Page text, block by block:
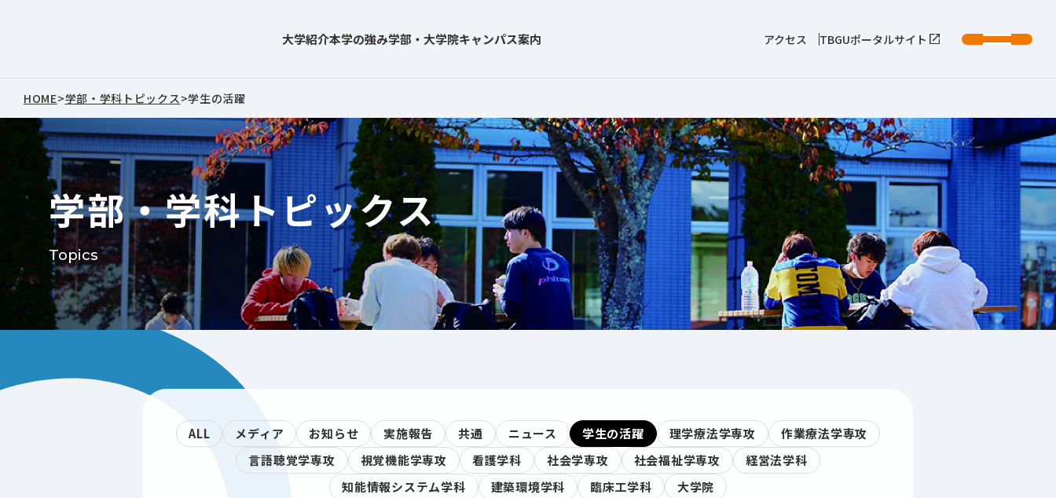
大学紹介本学の強み学部・大学院キャンパス案内 アクセス TBGUポータルサイト
HOME>学部・学科トピックス >学生の活躍
学部・学科トピックス
Topics
ALL メディア お知らせ 実施報告 共通 ニュース 学生の活躍 理学療法学専攻
作業療法学専攻
言語聴覚学専攻
視覚機能学専攻 看護学科 社会学専攻 社会福祉学専攻
経営法学科
知能情報システム学科
建築環境学科 臨床工学科 大学院